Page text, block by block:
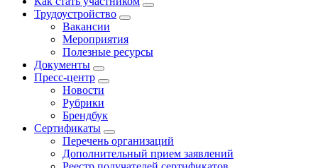
Трудоустройство
Вакансии
Мероприятия
Полезные ресурсы
Документы
Пресс-центр
Новости
Рубрики
Брендбук
Сертификаты
Перечень организаций
Дополнительный прием заявлений